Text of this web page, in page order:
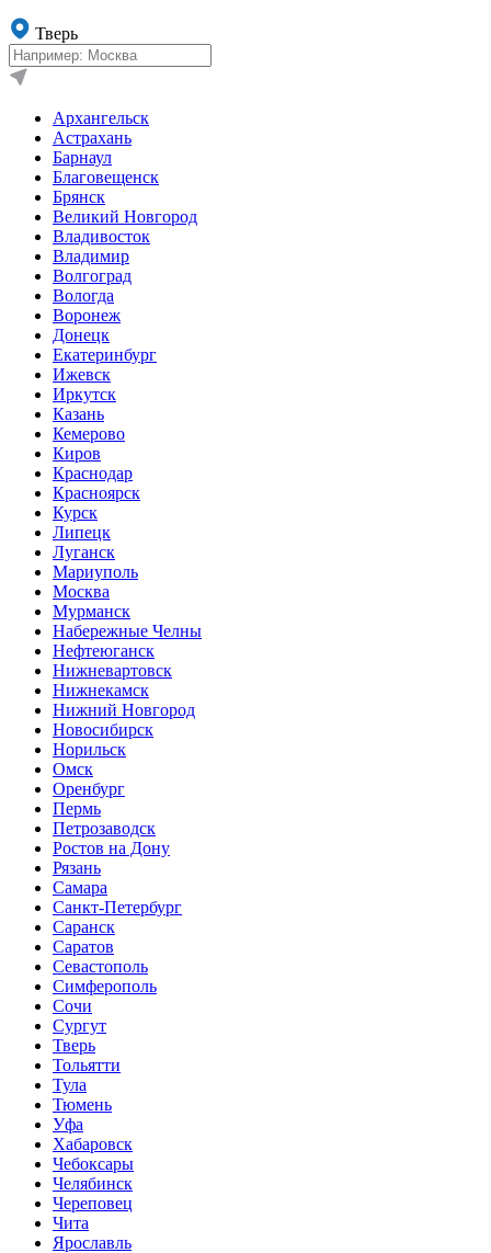
Тверь
Архангельск
Астрахань
Барнаул
Благовещенск
Брянск
Великий Новгород
Владивосток
Владимир
Волгоград
Вологда
Воронеж
Донецк
Екатеринбург
Ижевск
Иркутск
Казань
Кемерово
Киров
Краснодар
Красноярск
Курск
Липецк
Луганск
Мариуполь
Москва
Мурманск
Набережные Челны
Нефтеюганск
Нижневартовск
Нижнекамск
Нижний Новгород
Новосибирск
Норильск
Омск
Оренбург
Пермь
Петрозаводск
Ростов на Дону
Рязань
Самара
Санкт-Петербург
Саранск
Саратов
Севастополь
Симферополь
Сочи
Сургут
Тверь
Тольятти
Тула
Тюмень
Уфа
Хабаровск
Чебоксары
Челябинск
Череповец
Чита
Ярославль